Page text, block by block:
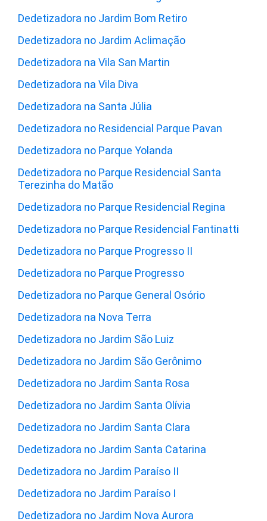
Dedetizadora no Jardim Bom Retiro
Dedetizadora no Jardim Aclimação
Dedetizadora na Vila San Martin
Dedetizadora na Vila Diva
Dedetizadora na Santa Júlia
Dedetizadora no Residencial Parque Pavan
Dedetizadora no Parque Yolanda
Dedetizadora no Parque Residencial Santa
Terezinha do Matão
Dedetizadora no Parque Residencial Regina
Dedetizadora no Parque Residencial Fantinatti
Dedetizadora no Parque Progresso II
Dedetizadora no Parque Progresso
Dedetizadora no Parque General Osório
Dedetizadora na Nova Terra
Dedetizadora no Jardim São Luiz
Dedetizadora no Jardim São Gerônimo
Dedetizadora no Jardim Santa Rosa
Dedetizadora no Jardim Santa Olívia
Dedetizadora no Jardim Santa Clara
Dedetizadora no Jardim Santa Catarina
Dedetizadora no Jardim Paraíso II
Dedetizadora no Jardim Paraíso I
Dedetizadora no Jardim Nova Aurora